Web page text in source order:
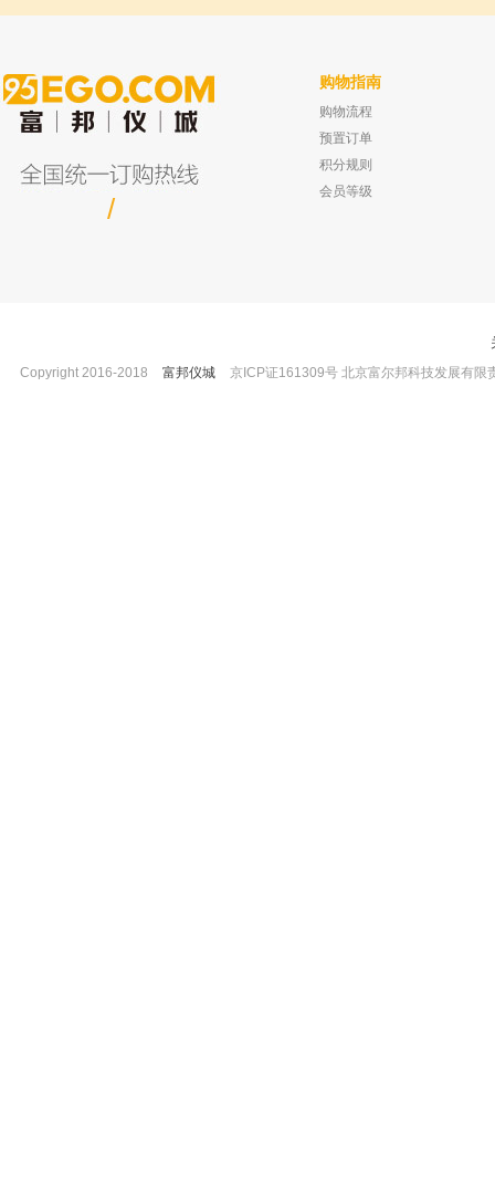
/
购物指南
购物流程
预置订单
积分规则
会员等级
Copyright 2016-2018
富邦仪城 京ICP证161309号 北京富尔邦科技发展有